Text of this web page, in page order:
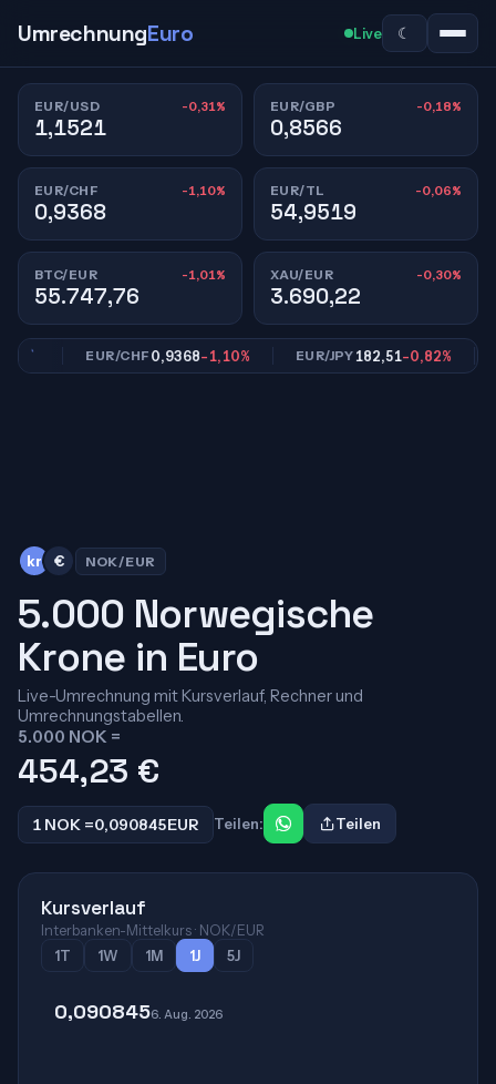
UmrechnungEuro Live ☾
EUR/USD -0,31%
1,1521
EUR/GBP -0,18%
0,8566
EUR/CHF -1,10%
0,9368
EUR/TL -0,06%
54,9519
BTC/EUR -1,01%
55.747,76
XAU/EUR -0,30%
3.690,22
EUR/CHF0,9368-1,10% EUR/JPY182,51-0,82%
kr € NOK/EUR
5.000 Norwegische
Krone in Euro
Live-Umrechnung mit Kursverlauf, Rechner und
Umrechnungstabellen.
5.000 NOK =
454,23 €
1 NOK =0,090845EUR Teilen: Teilen
Kursverlauf
Interbanken-Mittelkurs · NOK/EUR
1T
1W 1M 1J 5J
0,0908456. Aug. 2026